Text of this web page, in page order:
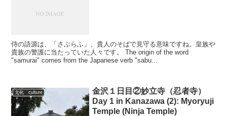
侍の語源は、「さぶらふ」、貴人のそばで見守る意味ですね。皇族や
貴族の警護に当たっていた人々です。 The origin of the word
"samurai" comes from the Japanese verb "sabu...
文化 culture
金沢１日目②妙立寺（忍者寺）
Day 1 in Kanazawa (2): Myoryuji
Temple (Ninja Temple)